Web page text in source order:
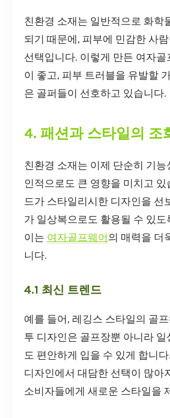
친환경 소재는 일반적으로 화학
되기 때문에, 피부에 민감한 사
선택입니다. 이렇게 만든 여자
이 좋고, 피부 트러블을 유발할
은 골퍼들이 선호하고 있습니다.
4. 패션과 스타일의 조
친환경 소재는 이제 단순히 기
인적으로도 큰 영향을 미치고 있
드가 스타일리시한 디자인을 선
가 일상복으로도 활용될 수 있도
이는 여자골프웨어 의 매력을 더
니다.
4.1 최신 트렌드
예를 들어, 레깅스 스타일의 골
투 디자인은 골프장뿐 아니라 일
도 편안하게 입을 수 있게 합니
디자인에서 대담한 선택이 많아
소비자들에게 새로운 스타일을